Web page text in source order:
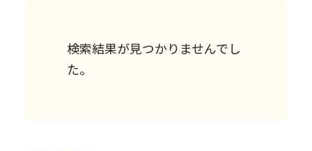
検索結果が見つかりませんでし
た。